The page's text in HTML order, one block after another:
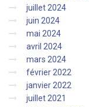
juillet 2024
juin 2024
mai 2024
avril 2024
mars 2024
février 2022
janvier 2022
juillet 2021